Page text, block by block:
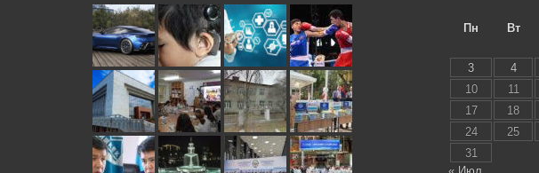
Пн
Вт
3
4
10
11
17
18
24
25
31